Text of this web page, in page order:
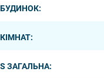
БУДИНОК:
КІМНАТ:
S ЗАГАЛЬНА: